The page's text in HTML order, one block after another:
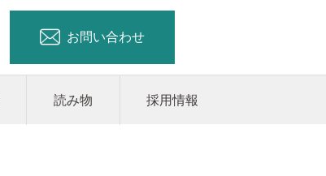
お問い合わせ
読み物 採用情報